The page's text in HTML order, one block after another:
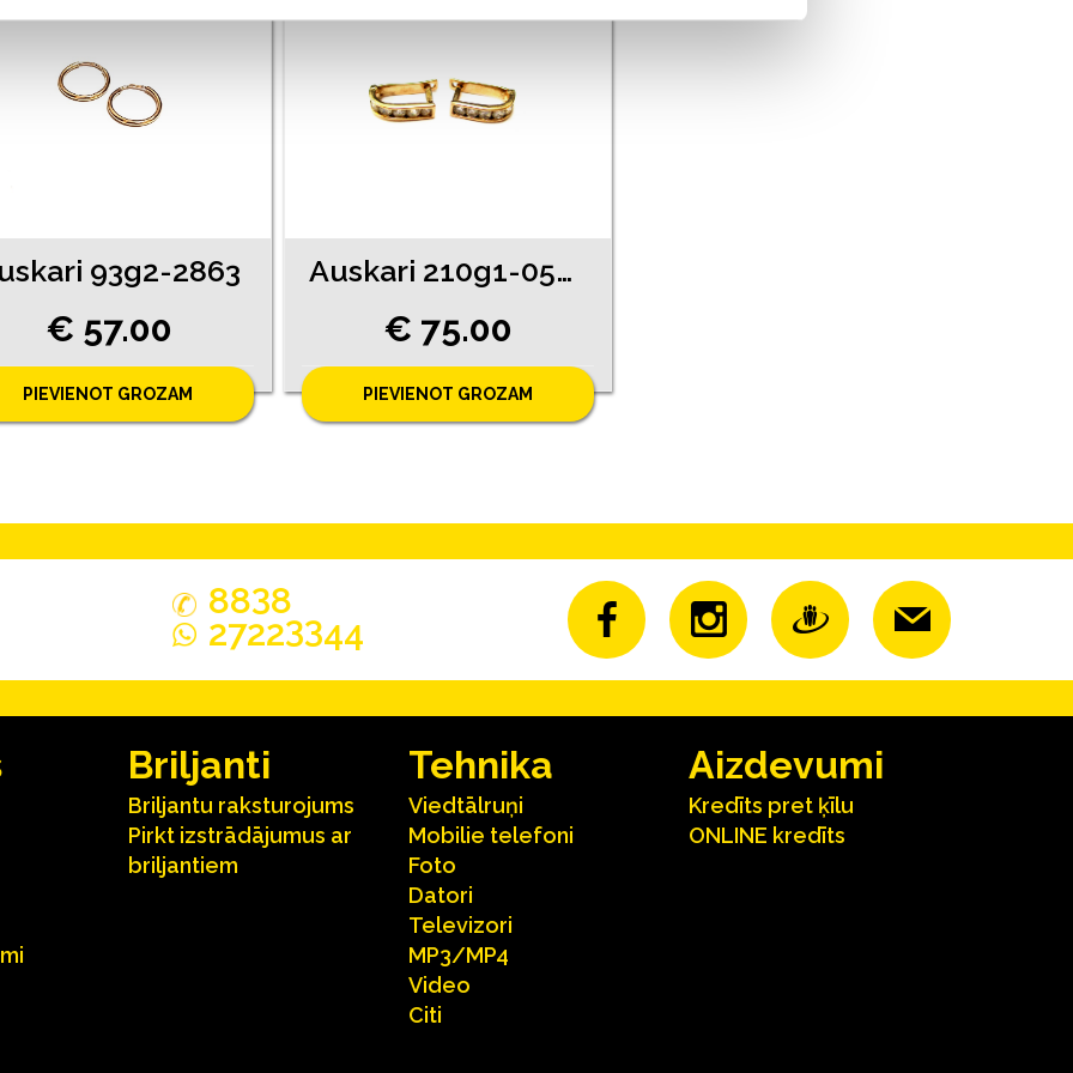
93g2-2863
€ 57.00
PIEVIENOT GROZAM
Auskari 210g1-0563
€ 75.00
PIEVIENOT GROZAM
8838
27223344
Briljanti
Briljantu raksturojums
Pirkt izstrādājumus ar
briljantiem
Tehnika
Viedtālruņi
Mobilie telefoni
Foto
Datori
Televizori
MP3/MP4
Video
Citi
Aizdevumi
Kredīts pret ķīlu
ONLINE kredīts